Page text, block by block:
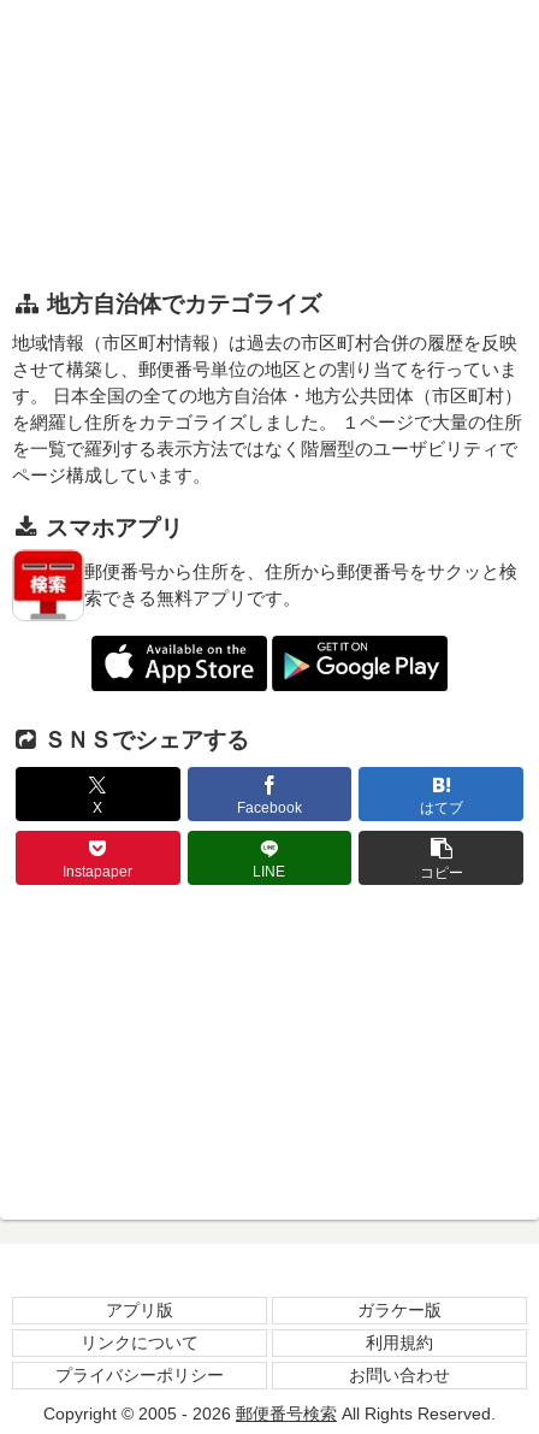
地方自治体でカテゴライズ
地域情報（市区町村情報）は過去の市区町村合併の履歴を反映
させて構築し、郵便番号単位の地区との割り当てを行っていま
す。 日本全国の全ての地方自治体・地方公共団体（市区町村）
を網羅し住所をカテゴライズしました。 １ページで大量の住所
を一覧で羅列する表示方法ではなく階層型のユーザビリティで
ページ構成しています。
スマホアプリ
郵便番号から住所を、住所から郵便番号をサクッと検
索できる無料アプリです。
ＳＮＳでシェアする
X Facebook はてブ
Instapaper LINE コピー
アプリ版
ガラケー版
リンクについて
利用規約
プライバシーポリシー
お問い合わせ
Copyright © 2005 - 2026 郵便番号検索 All Rights Reserved.